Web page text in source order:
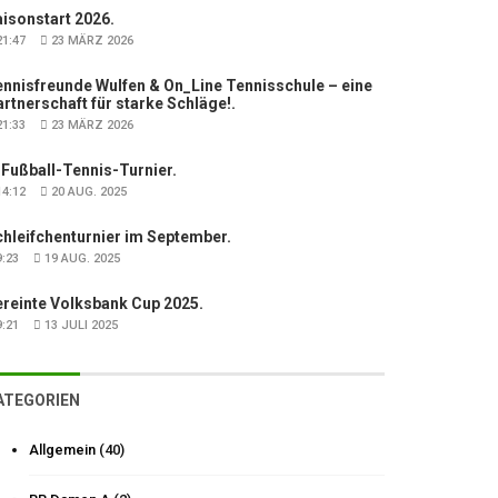
2026.
23 MÄRZ 2026
Wulfen & On_Line Tennisschule – eine
für starke Schläge!.
23 MÄRZ 2026
Fußball-Tennis-Turnier.
20 AUG. 2025
im September.
19 AUG. 2025
Volksbank Cup 2025.
13 JULI 2025
Allgemein (40)